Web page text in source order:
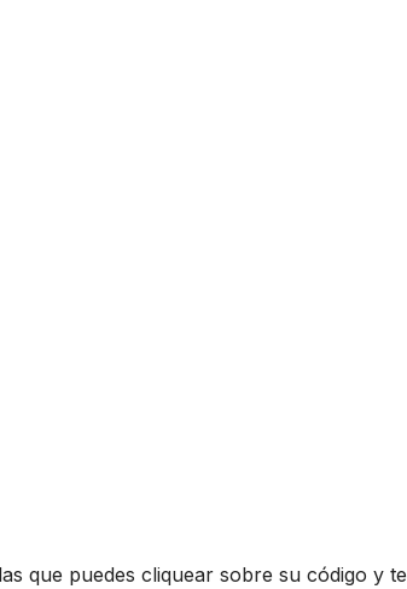
que puedes cliquear sobre su código y te